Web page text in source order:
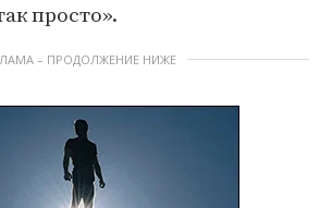
просто».
– ПРОДОЛЖЕНИЕ НИЖЕ